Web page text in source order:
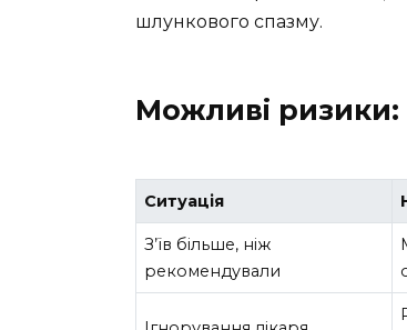
шлункового спазму.
Можливі ризики:
Ситуація
З’їв більше, ніж
рекомендували